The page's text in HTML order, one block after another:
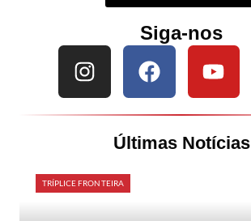
Siga-nos
Últimas Notícias
TRÍPLICE FRONTEIRA